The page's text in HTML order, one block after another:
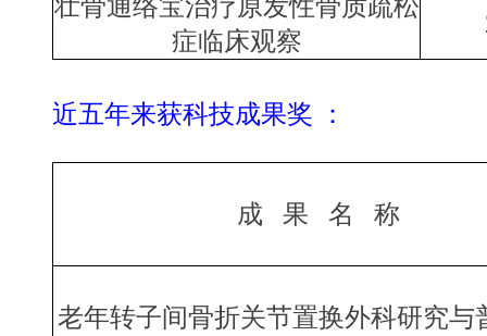
壮骨通络宝治疗原发性骨质疏松
症临床观察
近五年来获科技成果奖 ：
成 果 名 称
老年转子间骨折关节置换外科研究与